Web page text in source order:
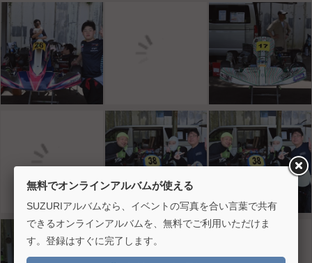
無料でオンラインアルバムが使える
SUZURIアルバムなら、イベントの写真を合い言葉で共有
できるオンラインアルバムを、無料でご利用いただけま
す。登録はすぐに完了します。